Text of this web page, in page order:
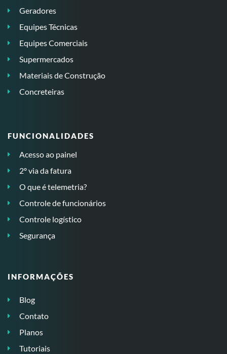
Geradores
Equipes Técnicas
Equipes Comerciais
Supermercados
Materiais de Construção
Concreteiras
FUNCIONALIDADES
Acesso ao painel
2º via da fatura
O que é telemetria?
Controle de funcionários
Controle logístico
Segurança
INFORMAÇÕES
Blog
Contato
Planos
Tutoriais